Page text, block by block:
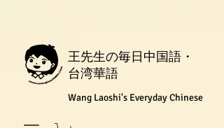
王先生の毎日中国語・
台湾華語
Wang Laoshi's Everyday Chinese